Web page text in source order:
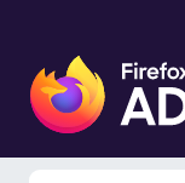
F
i
e